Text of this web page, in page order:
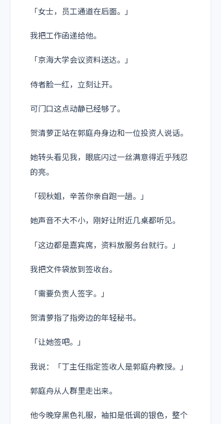
「女士，员工通道在后面。」
我把工作函递给他。
「京海大学会议资料送达。」
侍者脸一红，立刻让开。
可门口这点动静已经够了。
贺清萝正站在郭庭舟身边和一位投资人说话。
她转头看见我，眼底闪过一丝满意得近乎残忍
的亮。
「砚秋姐，辛苦你亲自跑一趟。」
她声音不大不小，刚好让附近几桌都听见。
「这边都是嘉宾席，资料放服务台就行。」
我把文件袋放到签收台。
「需要负责人签字。」
贺清萝指了指旁边的年轻秘书。
「让她签吧。」
我说：「丁主任指定签收人是郭庭舟教授。」
郭庭舟从人群里走出来。
他今晚穿黑色礼服，袖扣是低调的银色，整个